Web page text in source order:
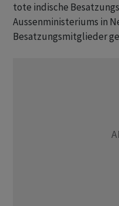
tote indische
Aussenministeriums in
Besatzungsmitglieder